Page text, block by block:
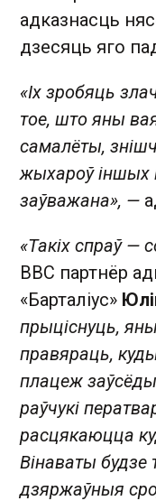
адказнасць
дзесяць яго
«Іх зробяць
тое, што яны
самалёты,
жыхароў іншых
заўважана», —
«Такіх спраў —
ВВС партнёр
«Барталіус»
прыціснуць,
правяраць,
плацеж
раўчукі
расцякаюцца
Вінаваты будзе
дзяржаўныя